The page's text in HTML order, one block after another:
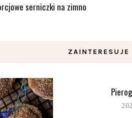
serniczki na zimno